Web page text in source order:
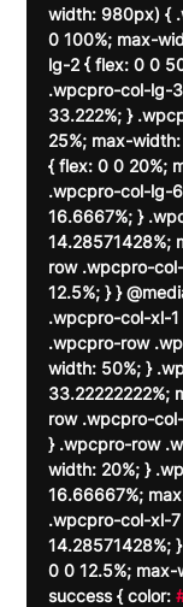
width: 980px) {
0 100%; max-
lg-2 { flex: 0 0
.wpcpro-col-lg-
33.222%; }
25%; max-
{ flex: 0 0 20%;
.wpcpro-col-lg-
16.6667%; }
14.28571428%;
row .wpcpro-
12.5%; } }
.wpcpro-col-xl-1
.wpcpro-row
width: 50%; }
33.22222222%;
row .wpcpro-
} .wpcpro-row
width: 20%; }
16.66667%;
.wpcpro-col-xl-
14.28571428%;
0 0 12.5%;
success { color: